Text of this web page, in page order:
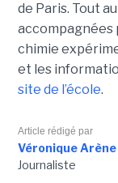
de Paris. Tout
accompagnées
chimie
et les
site de l’école.
Article rédigé par
Véronique Arène
Journaliste